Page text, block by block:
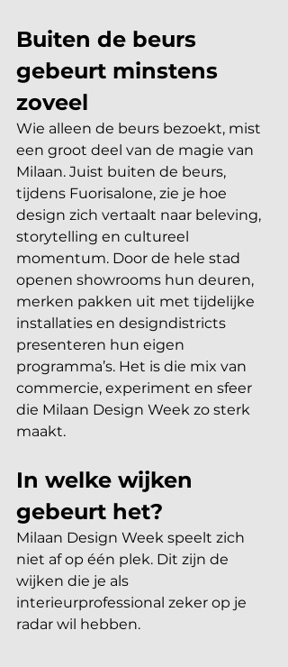
Buiten de beurs
gebeurt minstens
zoveel
Wie alleen de beurs bezoekt, mist
een groot deel van de magie van
Milaan. Juist buiten de beurs,
tijdens Fuorisalone, zie je hoe
design zich vertaalt naar beleving,
storytelling en cultureel
momentum. Door de hele stad
openen showrooms hun deuren,
merken pakken uit met tijdelijke
installaties en designdistricts
presenteren hun eigen
programma’s. Het is die mix van
commercie, experiment en sfeer
die Milaan Design Week zo sterk
maakt.
In welke wijken
gebeurt het?
Milaan Design Week speelt zich
niet af op één plek. Dit zijn de
wijken die je als
interieurprofessional zeker op je
radar wil hebben.